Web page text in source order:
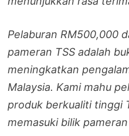
Pelaburan RM500,000
pameran TSS adalah
meningkatkan
Malaysia. Kami mahu
produk berkualiti tinggi
memasuki bilik